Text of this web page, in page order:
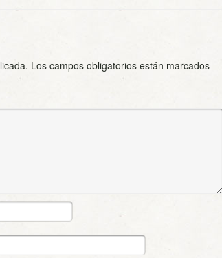
Los campos obligatorios están marcados